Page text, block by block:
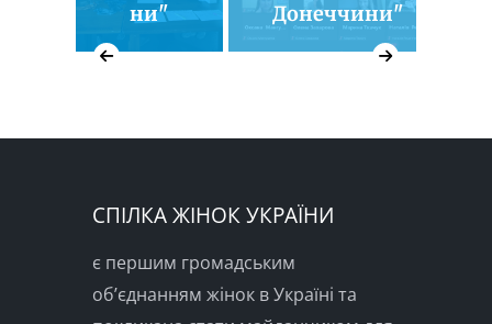
ни"
Донеччини"
СПІЛКА ЖІНОК УКРАЇНИ
є першим громадським
об’єднанням жінок в Україні та